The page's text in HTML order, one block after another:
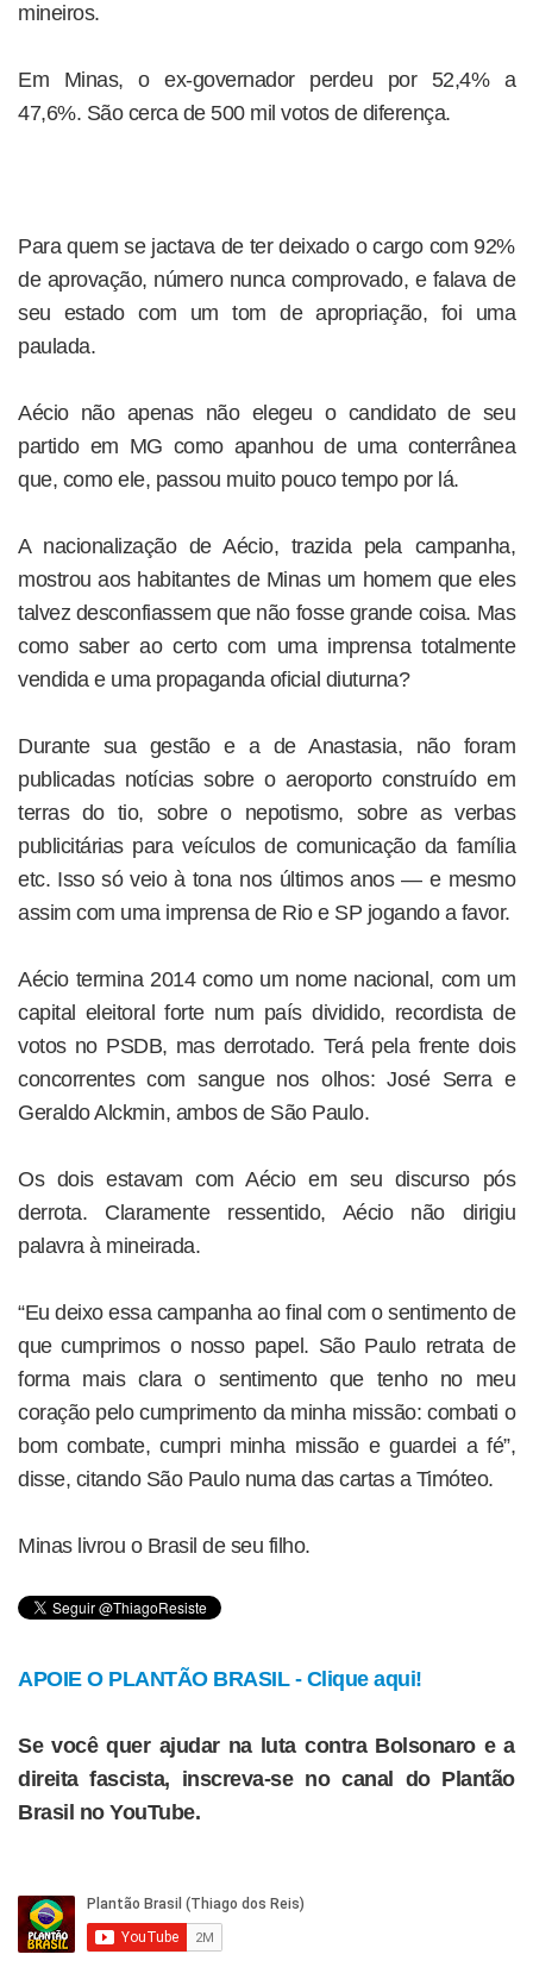
mineiros.
Em Minas, o ex-governador perdeu por 52,4% a
47,6%. São cerca de 500 mil votos de diferença.
Para quem se jactava de ter deixado o cargo com 92%
de aprovação, número nunca comprovado, e falava de
seu estado com um tom de apropriação, foi uma
paulada.
Aécio não apenas não elegeu o candidato de seu
partido em MG como apanhou de uma conterrânea
que, como ele, passou muito pouco tempo por lá.
A nacionalização de Aécio, trazida pela campanha,
mostrou aos habitantes de Minas um homem que eles
talvez desconfiassem que não fosse grande coisa. Mas
como saber ao certo com uma imprensa totalmente
vendida e uma propaganda oficial diuturna?
Durante sua gestão e a de Anastasia, não foram
publicadas notícias sobre o aeroporto construído em
terras do tio, sobre o nepotismo, sobre as verbas
publicitárias para veículos de comunicação da família
etc. Isso só veio à tona nos últimos anos — e mesmo
assim com uma imprensa de Rio e SP jogando a favor.
Aécio termina 2014 como um nome nacional, com um
capital eleitoral forte num país dividido, recordista de
votos no PSDB, mas derrotado. Terá pela frente dois
concorrentes com sangue nos olhos: José Serra e
Geraldo Alckmin, ambos de São Paulo.
Os dois estavam com Aécio em seu discurso pós
derrota. Claramente ressentido, Aécio não dirigiu
palavra à mineirada.
“Eu deixo essa campanha ao final com o sentimento de
que cumprimos o nosso papel. São Paulo retrata de
forma mais clara o sentimento que tenho no meu
coração pelo cumprimento da minha missão: combati o
bom combate, cumpri minha missão e guardei a fé”,
disse, citando São Paulo numa das cartas a Timóteo.
Minas livrou o Brasil de seu filho.
APOIE O PLANTÃO BRASIL - Clique aqui!
Se você quer ajudar na luta contra Bolsonaro e a
direita fascista, inscreva-se no canal do Plantão
Brasil no YouTube.